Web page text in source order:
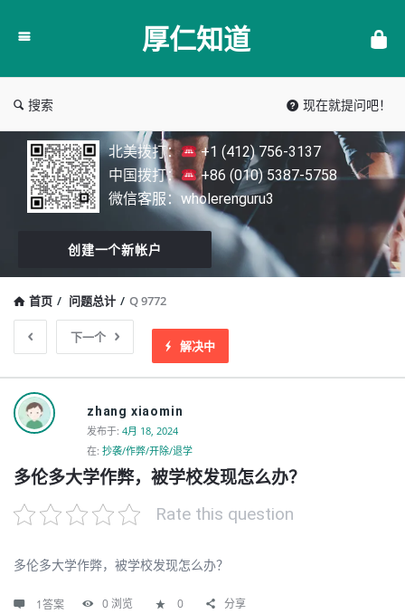
仁
厚仁知道
搜索 现在就提问吧！
北美拨打：
+1 (412) 756-3137
中国拨打：
+86 (010) 5387-5758
微信客服：wholerenguru3
创建一个新帐户
首页 / 问题总计 / Q 9772
下一个
解决中
zhang xiaomin
发布于: 4月 18, 2024
在: 抄袭/作弊/开除/退学
多伦多大学作弊，被学校发现怎么办？
Rate this question
多伦多大学作弊，被学校发现怎么办？
1答案 0浏览 0 分享